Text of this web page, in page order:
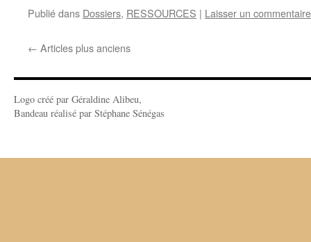
Publié dans Dossiers, RESSOURCES | Laisser un commentaire
← Articles plus anciens
Logo créé par Géraldine Alibeu,
Bandeau réalisé par Stéphane Sénégas